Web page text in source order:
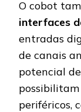
O cobot
interfaces
entradas
de canais
potencial
periféricos,